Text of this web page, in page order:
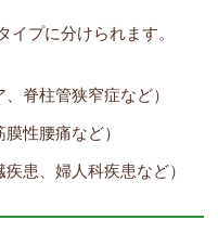
イプに分けられます。
脊柱管狭窄症など）
性腰痛など）
疾患、婦人科疾患など）